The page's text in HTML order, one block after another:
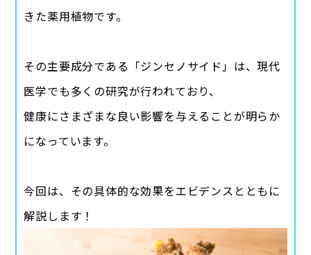
きた薬用植物です。
その主要成分である「ジンセノサイド」は、現代
医学でも多くの研究が行われており、
健康にさまざまな良い影響を与えることが明らか
になっています。
今回は、その具体的な効果をエビデンスとともに
解説します！